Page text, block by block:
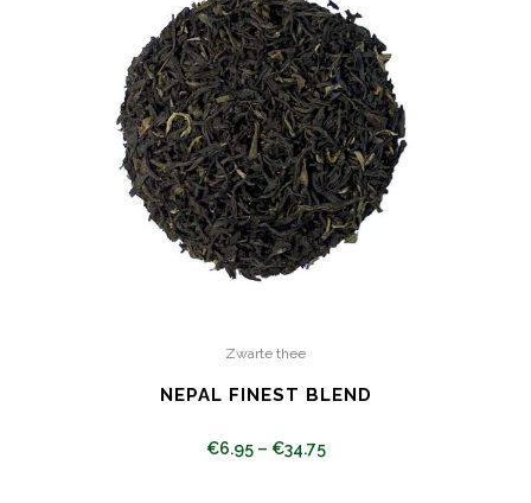
Zwarte thee
NEPAL FINEST BLEND
€6.95– €34.75